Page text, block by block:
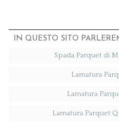
IN QUESTO SITO
Spada Parquet di
Lamatura
Lamatura
Lamatura Parquet